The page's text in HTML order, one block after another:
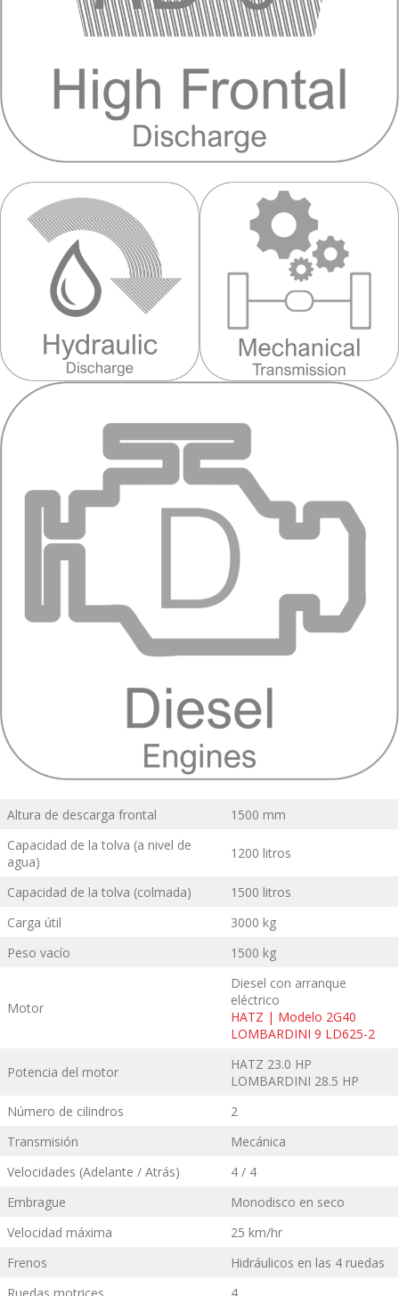
Altura de descarga frontal
1500 mm
Capacidad de la tolva (a nivel de
agua)
1200 litros
Capacidad de la tolva (colmada)
1500 litros
Carga útil
3000 kg
Peso vacío
1500 kg
Motor
Diesel con arranque
eléctrico
HATZ | Modelo 2G40
LOMBARDINI 9 LD625-2
Potencia del motor
HATZ 23.0 HP
LOMBARDINI 28.5 HP
Número de cilindros
2
Transmisión
Mecánica
Velocidades (Adelante / Atrás)
4 / 4
Embrague
Monodisco en seco
Velocidad máxima
25 km/hr
Frenos
Hidráulicos en las 4 ruedas